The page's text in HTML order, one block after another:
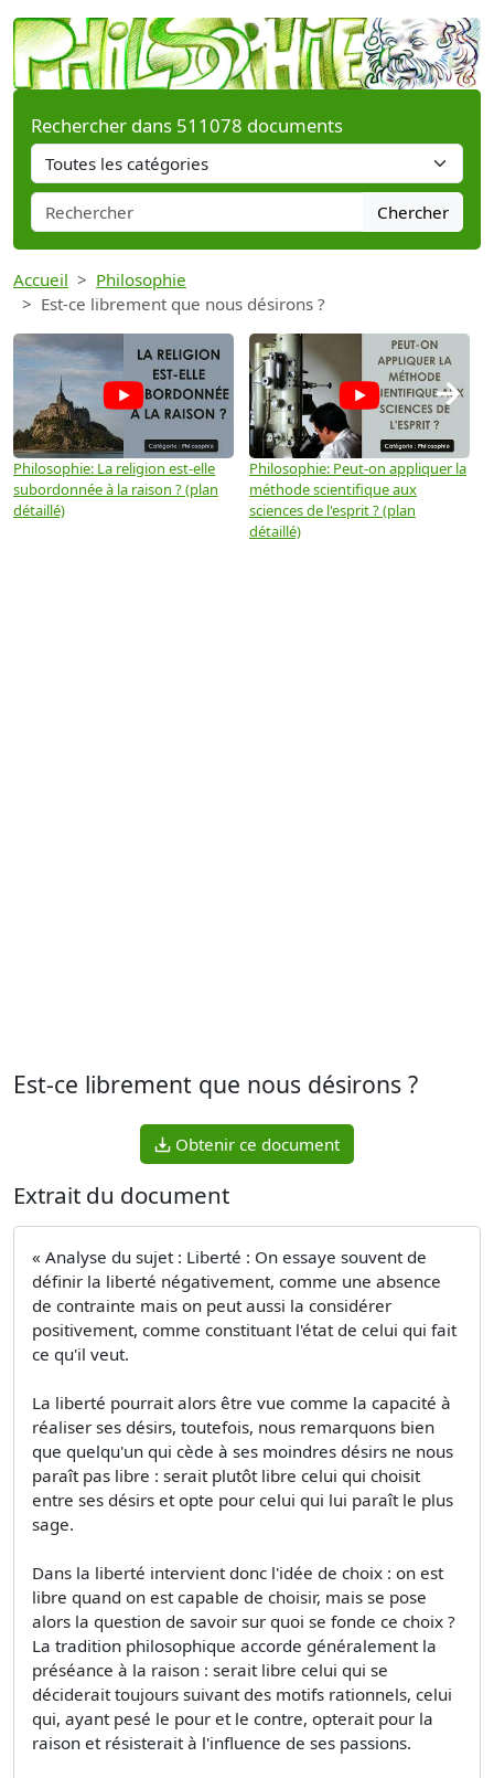
Rechercher dans 511078 documents
Chercher
Accueil
Philosophie
Est-ce librement que nous désirons ?
Philosophie: La religion est-elle
subordonnée à la raison ? (plan
détaillé)
Philosophie: Peut-on appliquer la
méthode scientifique aux
sciences de l'esprit ? (plan
détaillé)
→
Est-ce librement que nous désirons ?
Obtenir ce document
Extrait du document
« Analyse du sujet : Liberté : On essaye souvent de
définir la liberté négativement, comme une absence
de contrainte mais on peut aussi la considérer
positivement, comme constituant l'état de celui qui fait
ce qu'il veut.
La liberté pourrait alors être vue comme la capacité à
réaliser ses désirs, toutefois, nous remarquons bien
que quelqu'un qui cède à ses moindres désirs ne nous
paraît pas libre : serait plutôt libre celui qui choisit
entre ses désirs et opte pour celui qui lui paraît le plus
sage.
Dans la liberté intervient donc l'idée de choix : on est
libre quand on est capable de choisir, mais se pose
alors la question de savoir sur quoi se fonde ce choix ?
La tradition philosophique accorde généralement la
préséance à la raison : serait libre celui qui se
déciderait toujours suivant des motifs rationnels, celui
qui, ayant pesé le pour et le contre, opterait pour la
raison et résisterait à l'influence de ses passions.